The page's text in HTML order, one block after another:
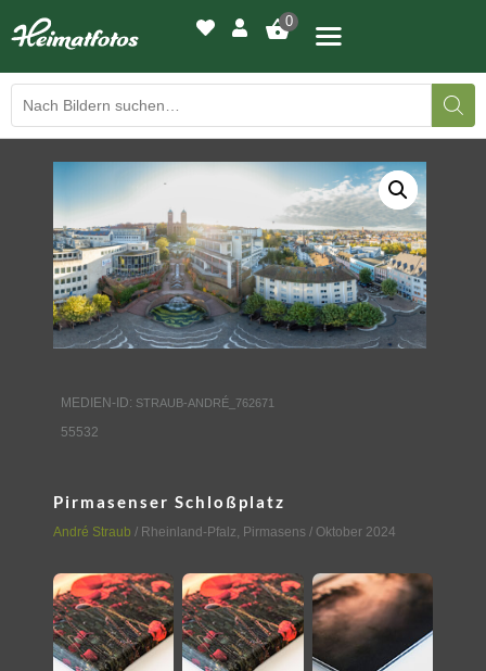
0
BILDERGALERIE
DRUCKQUALITÄTEN
LED-LEUCHTBILDER
WIR DRUCKEN IHR BILD
MEDIEN-ID: STRAUB-ANDRÉ_762671
55532
Pirmasenser Schloßplatz
André Straub / Rheinland-Pfalz, Pirmasens / Oktober 2024